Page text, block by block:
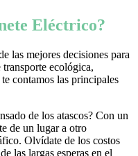
Eléctrico?
las mejores decisiones para
ecológica,
contamos las principales
de los atascos? Con un
de un lugar a otro
Olvídate de los costos
las largas esperas en el